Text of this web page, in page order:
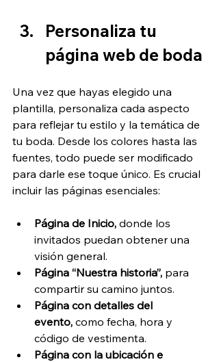
Personaliza tu
página web de boda
Una vez que hayas elegido una
plantilla, personaliza cada aspecto
para reflejar tu estilo y la temática de
tu boda. Desde los colores hasta las
fuentes, todo puede ser modificado
para darle ese toque único. Es crucial
incluir las páginas esenciales:
Página de Inicio, donde los
invitados puedan obtener una
visión general.
Página “Nuestra historia”, para
compartir su camino juntos.
Página con detalles del
evento, como fecha, hora y
código de vestimenta.
Página con la ubicación e